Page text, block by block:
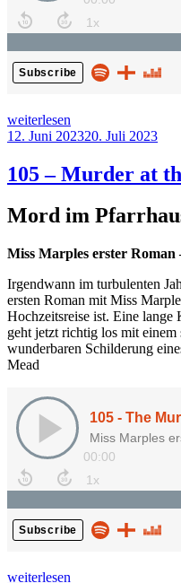
„106
–
unterwegs“
weiterlesen
Veröffentlicht
12. Juni 202320. Juli 2023
105 – Murder at
Mord im
Miss Marples erster Roman
Irgendwann im turbulenten
ersten Roman mit Miss
Hochzeitsreise ist. Eine
geht jetzt richtig los mit
wunderbaren Schilderung
Mead
„105
weiterlesen